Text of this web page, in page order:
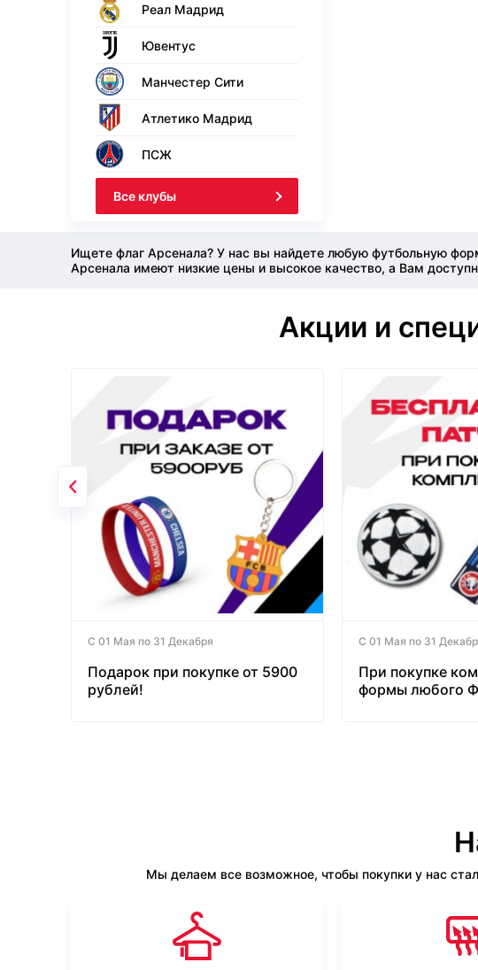
Реал Мадрид
Ювентус
Манчестер Сити
Атлетико Мадрид
ПСЖ
Все клубы
Ищете флаг Арсенала? У нас вы найдете любую футбольную
Арсенала имеют низкие цены и высокое качество, а Вам
Акции и
С 01 Мая по 31 Декабря
Подарок при покупке от 5900
рублей!
С 01 Мая по 31
При покупке
формы любого
Мы делаем все возможное, чтобы покупки у нас